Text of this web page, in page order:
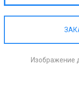
Изображение